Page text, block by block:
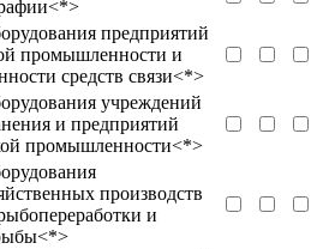
предприятий
промышленности и
средств связи<*>
учреждений
и предприятий
промышленности<*>
производств
и